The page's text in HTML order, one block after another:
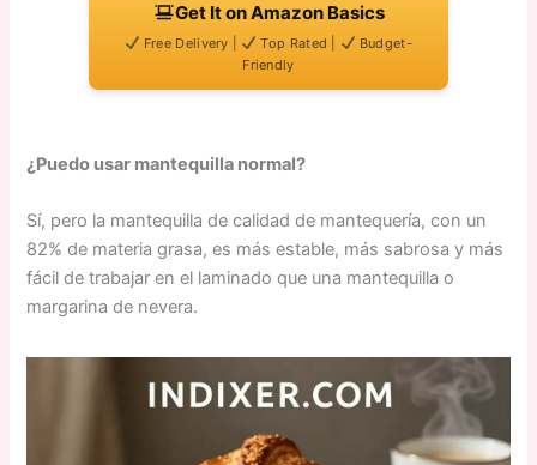
Get It on Amazon Basics
Free Delivery | Top Rated |
Budget-
Friendly
¿Puedo usar mantequilla normal?
Sí, pero la mantequilla de calidad de mantequería, con un
82% de materia grasa, es más estable, más sabrosa y más
fácil de trabajar en el laminado que una mantequilla o
margarina de nevera.